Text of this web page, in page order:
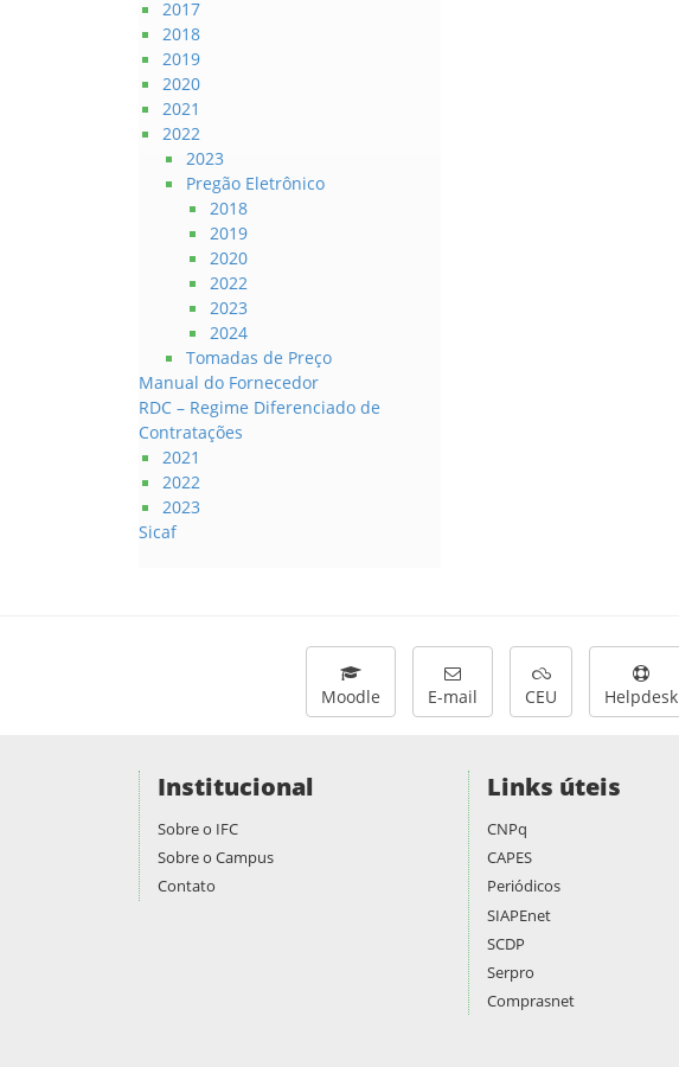
2017
2018
2019
2020
2021
2022
2023
Pregão Eletrônico
2018
2019
2020
2022
2023
2024
Tomadas de Preço
Manual do Fornecedor
RDC – Regime Diferenciado de
Contratações
2021
2022
2023
Sicaf
Moodle E-mail CEU Helpdesk
Institucional
Sobre o IFC
Sobre o Campus
Contato
Links úteis
CNPq
CAPES
Periódicos
SIAPEnet
SCDP
Serpro
Comprasnet